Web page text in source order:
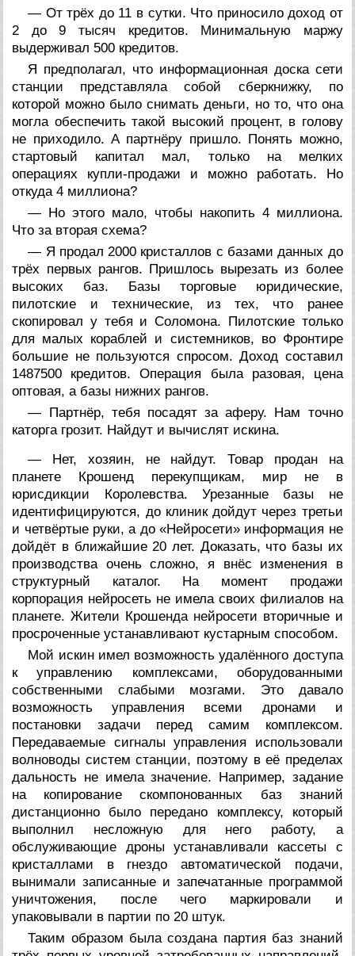
— От трёх до 11 в сутки. Что приносило доход от
2 до 9 тысяч кредитов. Минимальную маржу
выдерживал 500 кредитов.
Я предполагал, что информационная доска сети
станции представляла собой сберкнижку, по
которой можно было снимать деньги, но то, что она
могла обеспечить такой высокий процент, в голову
не приходило. А партнёру пришло. Понять можно,
стартовый капитал мал, только на мелких
операциях купли-продажи и можно работать. Но
откуда 4 миллиона?
— Но этого мало, чтобы накопить 4 миллиона.
Что за вторая схема?
— Я продал 2000 кристаллов с базами данных до
трёх первых рангов. Пришлось вырезать из более
высоких баз. Базы торговые юридические,
пилотские и технические, из тех, что ранее
скопировал у тебя и Соломона. Пилотские только
для малых кораблей и системников, во Фронтире
большие не пользуются спросом. Доход составил
1487500 кредитов. Операция была разовая, цена
оптовая, а базы нижних рангов.
— Партнёр, тебя посадят за аферу. Нам точно
каторга грозит. Найдут и вычислят искина.
— Нет, хозяин, не найдут. Товар продан на
планете Крошенд перекупщикам, мир не в
юрисдикции Королевства. Урезанные базы не
идентифицируются, до клиник дойдут через третьи
и четвёртые руки, а до «Нейросети» информация не
дойдёт в ближайшие 20 лет. Доказать, что базы их
производства очень сложно, я внёс изменения в
структурный каталог. На момент продажи
корпорация нейросеть не имела своих филиалов на
планете. Жители Крошенда нейросети вторичные и
просроченные устанавливают кустарным способом.
Мой искин имел возможность удалённого доступа
к управлению комплексами, оборудованными
собственными слабыми мозгами. Это давало
возможность управления всеми дронами и
постановки задачи перед самим комплексом.
Передаваемые сигналы управления использовали
волноводы систем станции, поэтому в её пределах
дальность не имела значение. Например, задание
на копирование скомпонованных баз знаний
дистанционно было передано комплексу, который
выполнил несложную для него работу, а
обслуживающие дроны устанавливали кассеты с
кристаллами в гнездо автоматической подачи,
вынимали записанные и запечатанные программой
уничтожения, после чего маркировали и
упаковывали в партии по 20 штук.
Таким образом была создана партия баз знаний